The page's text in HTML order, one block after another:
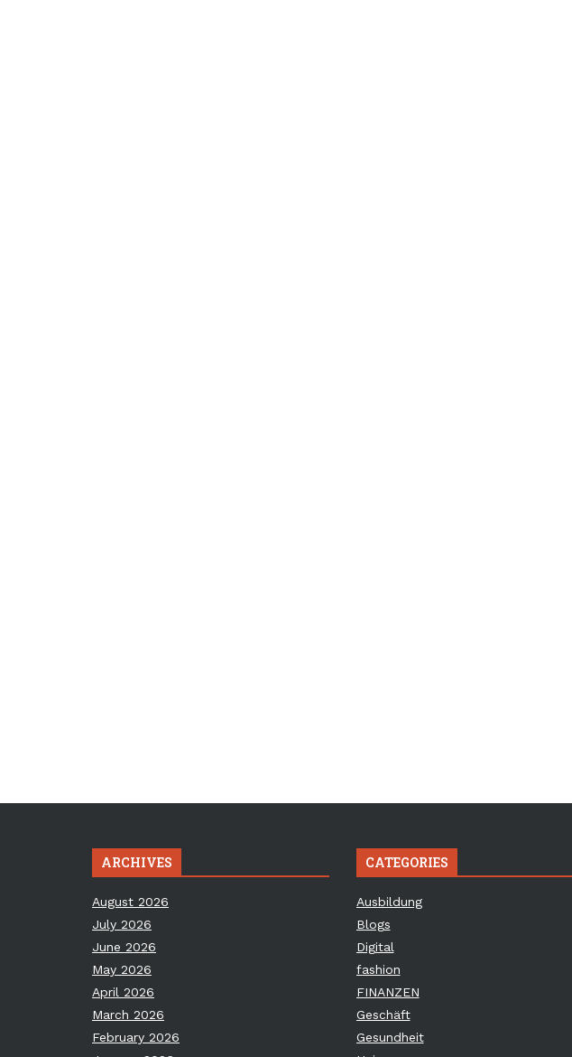
ARCHIVES
August 2026
July 2026
June 2026
May 2026
April 2026
March 2026
February 2026
CATEGORIES
Ausbildung
Blogs
Digital
fashion
FINANZEN
Geschäft
Gesundheit